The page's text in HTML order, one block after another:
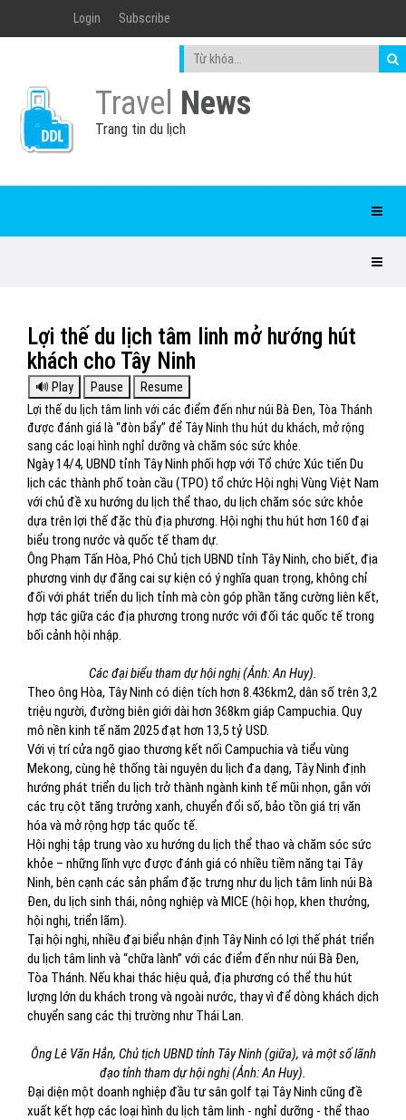
Login Subscribe
Travel News
Trang tin du lịch
Lợi thế du lịch tâm linh mở hướng hút
khách cho Tây Ninh
Lợi thế du lịch tâm linh với các điểm đến như núi Bà Đen, Tòa Thánh
được đánh giá là “đòn bẩy” để Tây Ninh thu hút du khách, mở rộng
sang các loại hình nghỉ dưỡng và chăm sóc sức khỏe.
Ngày 14/4, UBND tỉnh Tây Ninh phối hợp với Tổ chức Xúc tiến Du
lịch các thành phố toàn cầu (TPO) tổ chức Hội nghị Vùng Việt Nam
với chủ đề xu hướng du lịch thể thao, du lịch chăm sóc sức khỏe
dựa trên lợi thế đặc thù địa phương. Hội nghị thu hút hơn 160 đại
biểu trong nước và quốc tế tham dự.
Ông Phạm Tấn Hòa, Phó Chủ tịch UBND tỉnh Tây Ninh, cho biết, địa
phương vinh dự đăng cai sự kiện có ý nghĩa quan trọng, không chỉ
đối với phát triển du lịch tỉnh mà còn góp phần tăng cường liên kết,
hợp tác giữa các địa phương trong nước với đối tác quốc tế trong
bối cảnh hội nhập.
Các đại biểu tham dự hội nghị (Ảnh: An Huy).
Theo ông Hòa, Tây Ninh có diện tích hơn 8.436km2, dân số trên 3,2
triệu người, đường biên giới dài hơn 368km giáp Campuchia. Quy
mô nền kinh tế năm 2025 đạt hơn 13,5 tỷ USD.
Với vị trí cửa ngõ giao thương kết nối Campuchia và tiểu vùng
Mekong, cùng hệ thống tài nguyên du lịch đa dạng, Tây Ninh định
hướng phát triển du lịch trở thành ngành kinh tế mũi nhọn, gắn với
các trụ cột tăng trưởng xanh, chuyển đổi số, bảo tồn giá trị văn
hóa và mở rộng hợp tác quốc tế.
Hội nghị tập trung vào xu hướng du lịch thể thao và chăm sóc sức
khỏe – những lĩnh vực được đánh giá có nhiều tiềm năng tại Tây
Ninh, bên cạnh các sản phẩm đặc trưng như du lịch tâm linh núi Bà
Đen, du lịch sinh thái, nông nghiệp và MICE (hội họp, khen thưởng,
hội nghị, triển lãm).
Tại hội nghị, nhiều đại biểu nhận định Tây Ninh có lợi thế phát triển
du lịch tâm linh và “chữa lành” với các điểm đến như núi Bà Đen,
Tòa Thánh. Nếu khai thác hiệu quả, địa phương có thể thu hút
lượng lớn du khách trong và ngoài nước, thay vì để dòng khách dịch
chuyển sang các thị trường như Thái Lan.
Ông Lê Văn Hẳn, Chủ tịch UBND tỉnh Tây Ninh (giữa), và một số lãnh
đạo tỉnh tham dự hội nghị (Ảnh: An Huy).
Đại diện một doanh nghiệp đầu tư sân golf tại Tây Ninh cũng đề
xuất kết hợp các loại hình du lịch tâm linh - nghỉ dưỡng - thể thao